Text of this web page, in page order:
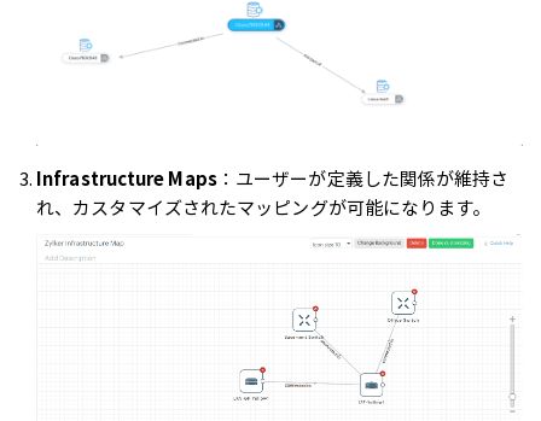
Infrastructure Maps：ユーザーが定義した関係が維持さ
れ、カスタマイズされたマッピングが可能になります。